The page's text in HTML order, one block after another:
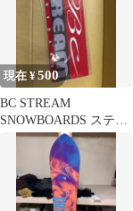
現在 ¥500
BC STREAM
SNOWBOARDS ステッ
カー